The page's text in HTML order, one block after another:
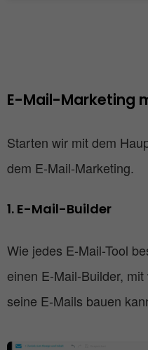
E-Mail-Marketing
Starten wir mit dem
dem E-Mail-Marketing.
1. E-Mail-Builder
Wie jedes E-Mail-Tool
einen E-Mail-Builder,
seine E-Mails bauen